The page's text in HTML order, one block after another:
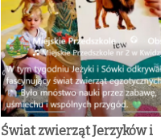
Świat zwierząt Jerzyków i